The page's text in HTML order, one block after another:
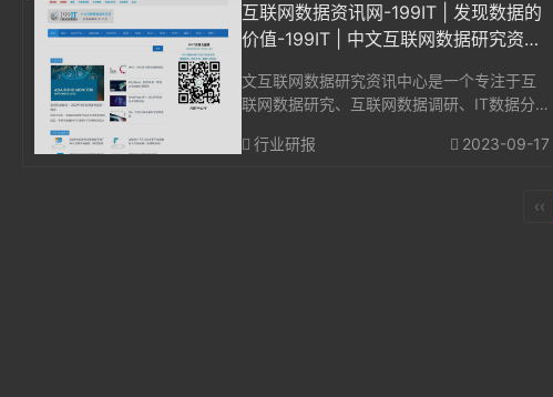
互联网数据资讯网-199IT | 发现数据的
价值-199IT | 中文互联网数据研究资讯
文互联网数据研究资讯中心是一个专注于互
联网数据研究、互联网数据调研、IT数据分
构，并致力为中国互联网研究和咨询及IT行
行业研报 2023-09-17
‹‹